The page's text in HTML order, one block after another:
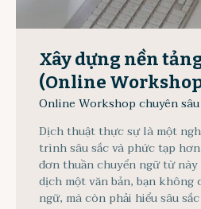
Xây dựng nền
(Online
Online Workshop chuyên sâu
Dịch thuật thực sự là một
trình sâu sắc và phức tạp
đơn thuần chuyển ngữ từ
dịch một văn bản, bạn không
ngữ, mà còn phải hiểu sâu